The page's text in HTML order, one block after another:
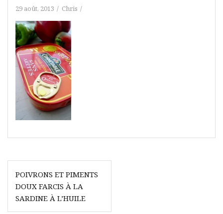
29 août, 2013 Chris
Navigation
de
l’article
POIVRONS ET PIMENTS
DOUX FARCIS À LA
SARDINE À L’HUILE